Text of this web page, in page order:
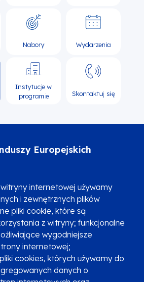
internetowej używamy
i zewnętrznych plików
pliki cookie, które są
z witryny; funkcjonalne
wygodniejsze
internetowej;
cookies, których używamy do
danych o
Nabory Wydarzenia
Instytucje w
programie
Skontaktuj się
Europejskich
niezgodności z KPP i KPON
Fundusze SMS-em
pytania
Promocja projektu